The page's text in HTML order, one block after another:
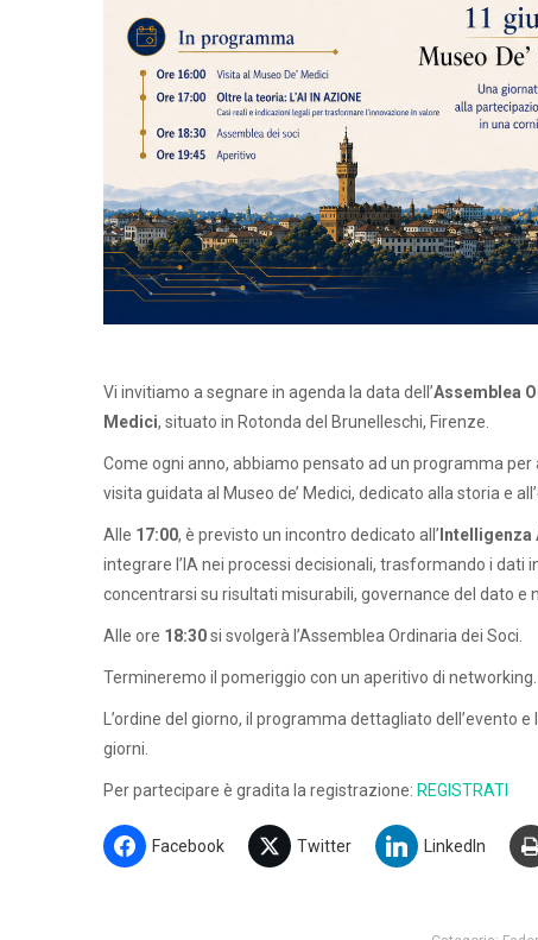
Vi invitiamo a segnare in agenda la data dell’Assemblea
Medici, situato in Rotonda del Brunelleschi, Firenze.
Come ogni anno, abbiamo pensato ad un programma
visita guidata al Museo de’ Medici, dedicato alla storia e
Alle 17:00, è previsto un incontro dedicato all’
integrare l’IA nei processi decisionali, trasformando i dati
concentrarsi su risultati misurabili, governance del dato e
Alle ore 18:30si svolgerà l’Assemblea Ordinaria dei Soci.
Termineremo il pomeriggio con un aperitivo di networking.
L’ordine del giorno, il programma dettagliato
giorni.
Per partecipare è gradita la registrazione: REGISTRATI
Facebook Twitter LinkedIn